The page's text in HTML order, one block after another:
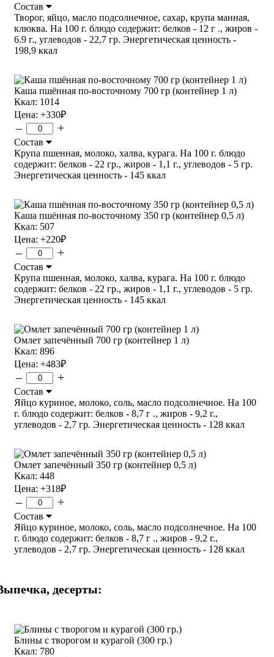
Состав
Творог, яйцо, масло подсолнечное, сахар, крупа манная,
клюква. На 100 г. блюдо содержит: белков - 12 г ., жиров -
6.9 г., углеводов - 22,7 гр. Энергетическая ценность -
198,9 ккал
Каша пшённая по-восточному 700 гр (контейнер 1 л)
Ккал: 1014
Цена: +330₽
– +
Состав
Крупа пшенная, молоко, халва, курага. На 100 г. блюдо
содержит: белков - 22 гр., жиров - 1,1 г., углеводов - 5 гр.
Энергетическая ценность - 145 ккал
Каша пшённая по-восточному 350 гр (контейнер 0,5 л)
Ккал: 507
Цена: +220₽
– +
Состав
Крупа пшенная, молоко, халва, курага. На 100 г. блюдо
содержит: белков - 22 гр., жиров - 1,1 г., углеводов - 5 гр.
Энергетическая ценность - 145 ккал
Омлет запечённый 700 гр (контейнер 1 л)
Ккал: 896
Цена: +483₽
– +
Состав
Яйцо куриное, молоко, соль, масло подсолнечное. На 100
г. блюдо содержит: белков - 8,7 г ., жиров - 9,2 г.,
углеводов - 2,7 гр. Энергетическая ценность - 128 ккал
Омлет запечённый 350 гр (контейнер 0,5 л)
Ккал: 448
Цена: +318₽
– +
Состав
Яйцо куриное, молоко, соль, масло подсолнечное. На 100
г. блюдо содержит: белков - 8,7 г ., жиров - 9,2 г.,
углеводов - 2,7 гр. Энергетическая ценность - 128 ккал
десерты:
Блины с творогом и курагой (300 гр.)
Ккал: 780